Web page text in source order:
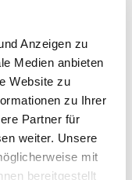
Anzeigen zu
Medien anbieten
Website zu
zu Ihrer
Partner für
weiter. Unsere
mit
bereitgestellt